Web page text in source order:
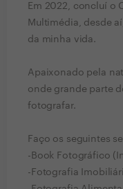
Em 2022, concluí o
Multimédia, desde
da minha vida.
Apaixonado pela
onde grande parte
fotografar.
Faço os seguintes
-Book Fotográfico
-Fotografia